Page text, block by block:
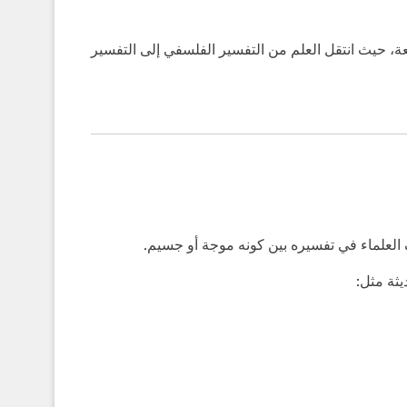
حيث انتقل العلم من التفسير الفلسفي إلى التفسير
في تفسيره بين كونه موجة أو جسيم.
مثل: